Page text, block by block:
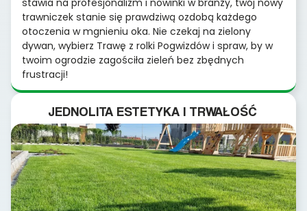
stawia na profesjonalizm i nowinki w branży, twój nowy
trawniczek stanie się prawdziwą ozdobą każdego
otoczenia w mgnieniu oka. Nie czekaj na zielony
dywan, wybierz Trawę z rolki Pogwizdów i spraw, by w
twoim ogrodzie zagościła zieleń bez zbędnych
frustracji!
JEDNOLITA ESTETYKA I TRWAŁOŚĆ